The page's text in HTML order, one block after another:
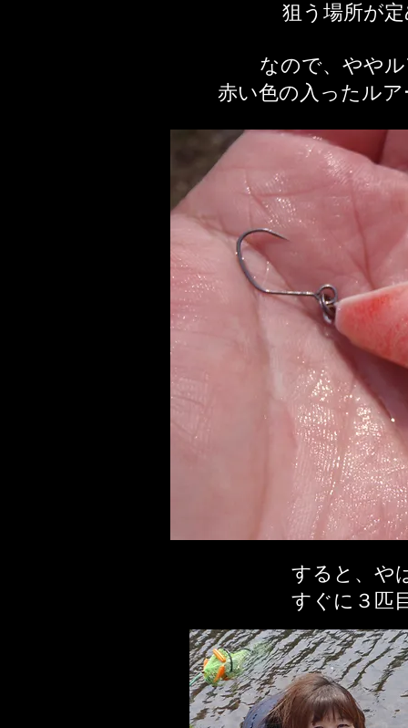
狙う場所が
なので、やや
赤い色の入ったル
すると、や
すぐに３匹